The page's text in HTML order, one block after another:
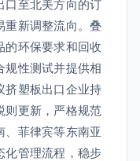
口至北美方向的订
重新调整流向。叠
的环保要求和回收
规性测试并提供相
挤塑板出口企业持
则更新，严格规范
、菲律宾等东南亚
化管理流程，稳步